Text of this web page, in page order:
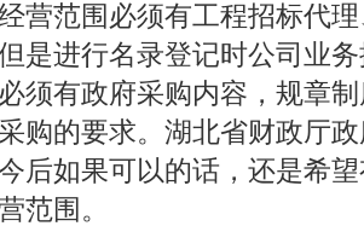
营范围必须有工程招标代
是进行名录登记时公司业
须有政府采购内容，规章
购的要求。湖北省财政厅
后如果可以的话，还是希
范围。